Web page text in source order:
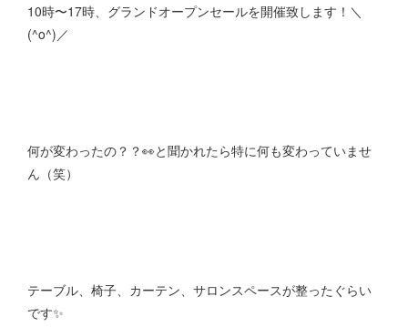
10時〜17時、グランドオープンセールを開催致します！＼
(^o^)／
何が変わったの？？👀と聞かれたら特に何も変わっていませ
ん（笑）
テーブル、椅子、カーテン、サロンスペースが整ったぐらい
です✨